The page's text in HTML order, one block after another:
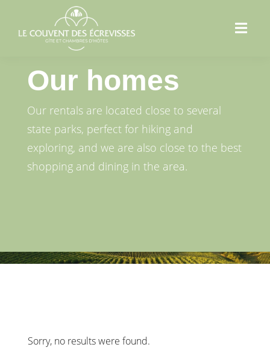
Our homes
Our rentals are located close to several
state parks, perfect for hiking and
exploring, and we are also close to the best
shopping and dining in the area.
Sorry, no results were found.